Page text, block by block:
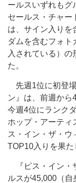
ールスいずれもグ
セールス・チャー
は、サイン入りを
ダムを含むフォト
入されている）
た。
先週1位に初登
ン』は、前週から
今週4位にランク
ホップ・アーティ
ス・イン・ザ・ウ
TOP10入りを果た
『ピス・イン・
ルスが45,000（